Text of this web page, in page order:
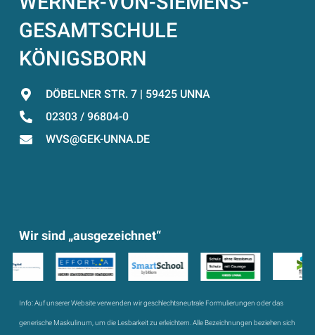
GESAMTSCHULE
KÖNIGSBORN
DÖBELNER STR. 7 | 59425 UNNA
02303 / 96804-0
WVS@GEK-UNNA.DE
Wir sind „ausgezeichnet“
Info:Auf unserer Website verwenden wir geschlechtsneutrale Formulierungen oder das
generische Maskulinum, um die Lesbarkeit zu erleichtern. Alle Bezeichnungen beziehen sich